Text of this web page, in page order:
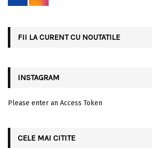
r
FII LA CURENT CU NOUTATILE
INSTAGRAM
Please enter an Access Token
CELE MAI CITITE